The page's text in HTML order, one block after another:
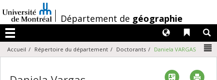
au
contenu
/Département de géographie
Menu
Liens
Langues
Accueil Répertoire du département Doctorants Daniela VARGAS
Vcard